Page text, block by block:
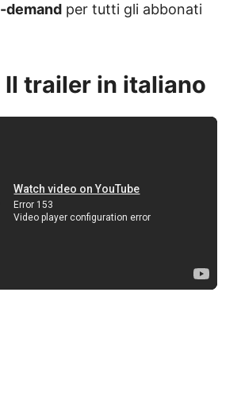
demand per tutti gli abbonati
Il trailer in italiano